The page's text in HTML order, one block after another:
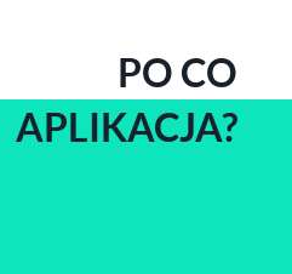
PO CO
APLIKACJA?